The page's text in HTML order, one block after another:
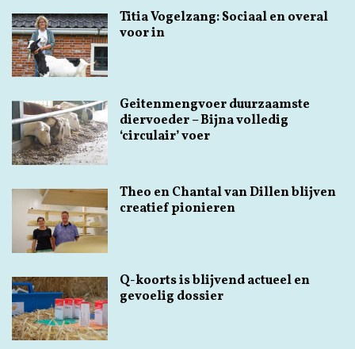
Titia Vogelzang: Sociaal en overal
voor in
Geitenmengvoer duurzaamste
diervoeder – Bijna volledig
‘circulair’ voer
Theo en Chantal van Dillen blijven
creatief pionieren
Q-koorts is blijvend actueel en
gevoelig dossier